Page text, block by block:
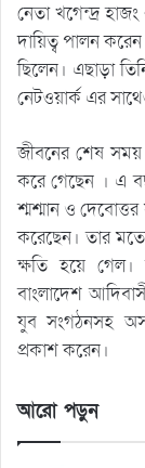
নেতা খগেন্দ্র
দায়িত্ব পালন
ছিলেন। এছাড়া
নেটওয়ার্ক এর
জীবনের শেষ সময়
করে গেছেন । এ
শ্মশ্মান ও
করেছেন। তার
ক্ষতি হয়ে গেল।
বাংলাদেশ
যুব সংগঠনসহ
প্রকাশ করেন।
আরো পড়ুন